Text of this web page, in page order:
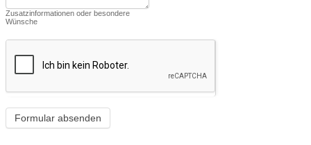
Zusatzinformationen oder besondere
Wünsche